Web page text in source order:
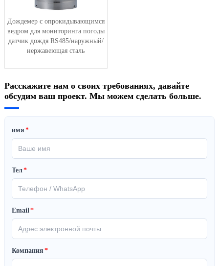
Дождемер с опрокидывающимся
ведром для мониторинга погоды
датчик дождя RS485/наружный/
нержавеющая сталь
Расскажите нам о своих требованиях, давайте
обсудим ваш проект. Мы можем сделать больше.
имя *
Тел*
Email *
Компания *